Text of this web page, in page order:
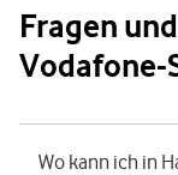
Fragen
Vodafone-
Wo kann ich in
Expand or